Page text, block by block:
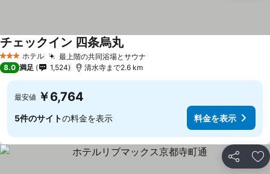
3 ホテルのランク
ホテル 最上階の共同浴場とサウナ
チェックイン 四条烏丸
8.0 満足 1,524 清水寺まで2.6 km
最安値 ￥6,764
5件のサイトの料金を表示 料金を表示
シェア お